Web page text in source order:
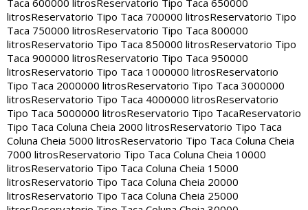
Taca 600000 litrosReservatorio Tipo Taca 650000
litrosReservatorio Tipo Taca 700000 litrosReservatorio Tipo
Taca 750000 litrosReservatorio Tipo Taca 800000
litrosReservatorio Tipo Taca 850000 litrosReservatorio Tipo
Taca 900000 litrosReservatorio Tipo Taca 950000
litrosReservatorio Tipo Taca 1000000 litrosReservatorio
Tipo Taca 2000000 litrosReservatorio Tipo Taca 3000000
litrosReservatorio Tipo Taca 4000000 litrosReservatorio
Tipo Taca 5000000 litrosReservatorio Tipo TacaReservatorio
Tipo Taca Coluna Cheia 2000 litrosReservatorio Tipo Taca
Coluna Cheia 5000 litrosReservatorio Tipo Taca Coluna Cheia
7000 litrosReservatorio Tipo Taca Coluna Cheia 10000
litrosReservatorio Tipo Taca Coluna Cheia 15000
litrosReservatorio Tipo Taca Coluna Cheia 20000
litrosReservatorio Tipo Taca Coluna Cheia 25000